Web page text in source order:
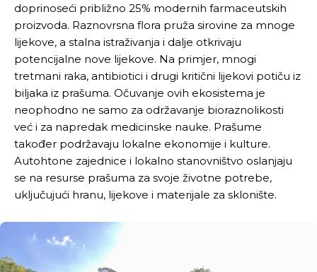
doprinoseći približno 25% modernih farmaceutskih
proizvoda. Raznovrsna flora pruža sirovine za mnoge
lijekove, a stalna istraživanja i dalje otkrivaju
potencijalne nove lijekove. Na primjer, mnogi
tretmani raka, antibiotici i drugi kritični lijekovi potiču iz
biljaka iz prašuma. Očuvanje ovih ekosistema je
neophodno ne samo za održavanje bioraznolikosti
već i za napredak medicinske nauke. Prašume
također podržavaju lokalne ekonomije i kulture.
Autohtone zajednice i lokalno stanovništvo oslanjaju
se na resurse prašuma za svoje životne potrebe,
uključujući hranu, lijekove i materijale za sklonište.